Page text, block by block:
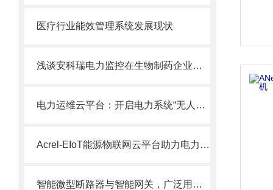
医疗行业能效管理系统发展现状
浅谈安科瑞电力监控在生物制药企业变配电系统自动化改造的应用
电力运维云平台：开启电力系统“无人值班、少人值守”新模式
Acrel-EIoT能源物联网云平台助力电力物联网数据服务
智能微型断路器与智能网关，广泛用于低压终端配电网络